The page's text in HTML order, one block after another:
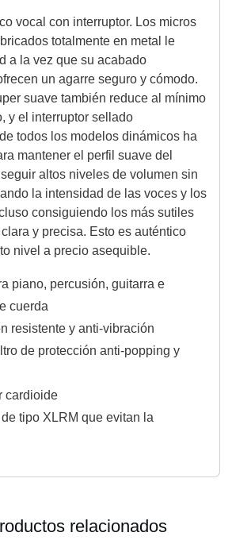
vocal con interruptor. Los micros
totalmente en metal le
a la vez que su acabado
un agarre seguro y cómodo.
suave también reduce al mínimo
y el interruptor sellado
todos los modelos dinámicos ha
mantener el perfil suave del
altos niveles de volumen sin
la intensidad de las voces y los
consiguiendo los más sutiles
y precisa. Esto es auténtico
nivel a precio asequible.
piano, percusión, guitarra e
cuerda
resistente y anti-vibración
de protección anti-popping y
cardioide
tipo XLRM que evitan la
relacionados